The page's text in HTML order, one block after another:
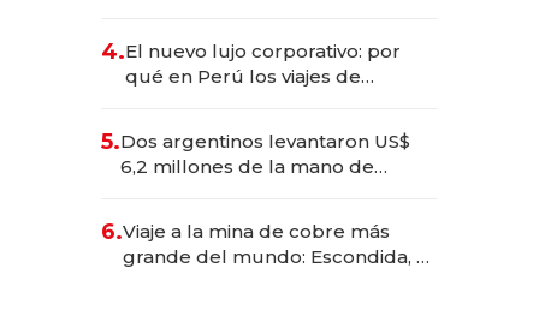
4.El nuevo lujo corporativo: por
qué en Perú los viajes de
para convertirse en experiencias
transformadoras
5.Dos argentinos levantaron US$
6,2 millones de la mano de
6.Viaje a la mina de cobre más
grande del mundo: Escondida, el